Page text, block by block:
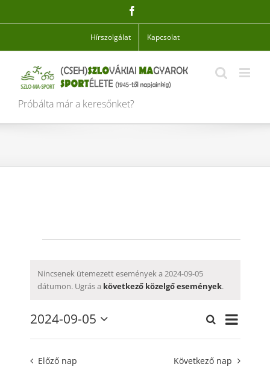
Hírszolgálat Kapcsolat
Próbálta már a keresőnket?
for
09-
05
Notice
Nincsenek ütemezett események a 2024-09-05
dátumon. Ugrás a következő közelgő események.
Események
keresése
és
Keresett
Nap
2024-09-05
Előző nap Következő nap